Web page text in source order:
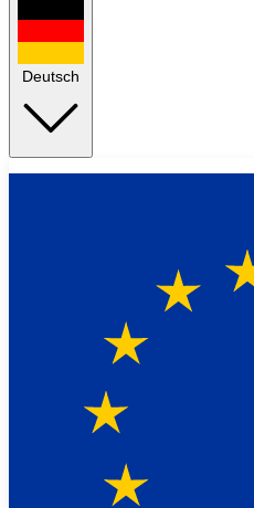
Deutsch